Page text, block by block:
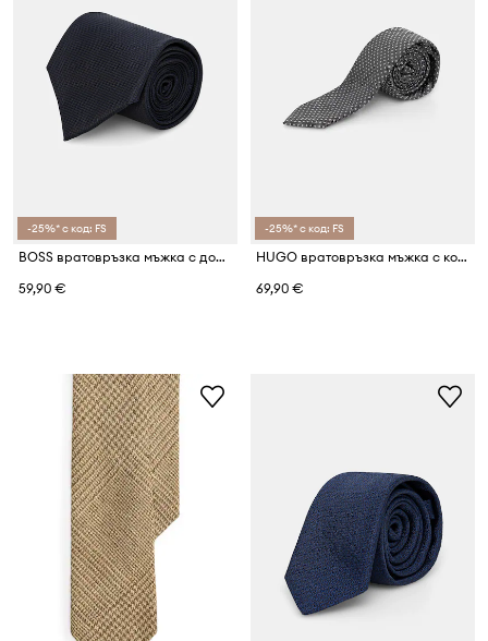
-25%* с код: FS
BOSS вратовръзка мъжка с добавена коприна H-TIE
59,90 €
-25%* с код: FS
HUGO вратовръзка мъжка с коприна Tie cm 6
69,90 €